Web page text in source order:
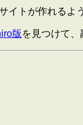
トが作れる
版 を見つけて